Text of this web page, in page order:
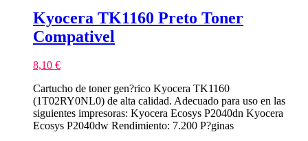
Kyocera TK1160 Preto Toner
Compativel
8,10 €
Cartucho de toner gen?rico Kyocera TK1160
(1T02RY0NL0) de alta calidad. Adecuado para uso en las
siguientes impresoras: Kyocera Ecosys P2040dn Kyocera
Ecosys P2040dw Rendimiento: 7.200 P?ginas